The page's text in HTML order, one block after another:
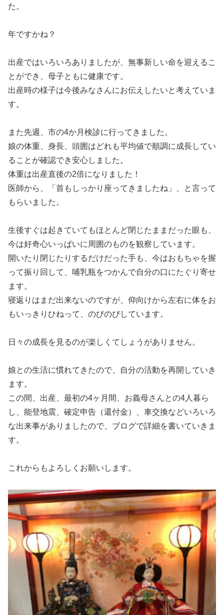
た。
年ですかね？
出産ではいろいろありましたが、無事新しい命を迎えるこ
とができ、母子ともに健康です。
出産時の様子は今後みなさんにお伝えしたいと考えていま
す。
また先週、市の4か月検診に行ってきました。
娘の体重、身長、頭囲はどれも平均値で順調に成長してい
ることが確認でき安心しました。
体重は出産直後の2倍になりました！
医師から、「首もしっかり座ってきましたね」、と言って
もらいました。
生後すぐは起きていてもほとんど閉じたままだった眼も、
今は好奇心いっぱいに周囲のものを観察しています。
開いたり閉じたりするだけだった手も、今はおもちゃを握
って振り回して、哺乳瓶をつかんで自分の口にたぐり寄せ
ます。
寝返りはまだ出来ないのですが、仰向けから左右に体をお
もいっきりひねって、のびのびしています。
日々の成長を見るのが楽しくてしょうがありません。
娘との生活に慣れてきたので、自分の活動を再開していき
ます。
この間、出産、最初の4ヶ月間、お義母さんとの4人暮ら
し、能登地震、確定申告（還付金）、車交換などいろいろ
な出来事がありましたので、ブログで詳細を書いていきま
す。
これからもよろしくお願いします。